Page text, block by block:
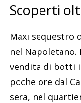
Scoperti
Maxi sequestro
nel
vendita di botti
poche ore dal
sera, nel